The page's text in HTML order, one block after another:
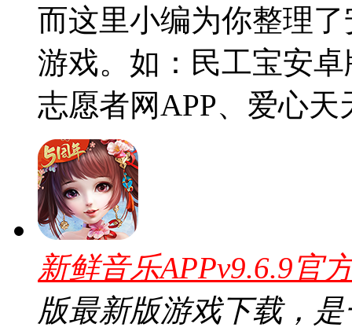
而这里小编为你整理
游戏。如：民工宝安
志愿者网APP、爱心天
新鲜音乐APPv9.6.9官
版最新版游戏下载，